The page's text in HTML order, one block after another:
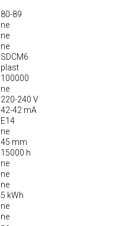
80-89
ne
ne
ne
SDCM6
plast
100000
ne
220-240 V
42-42 mA
E14
ne
45 mm
15000 h
ne
ne
ne
5 kWh
ne
ne